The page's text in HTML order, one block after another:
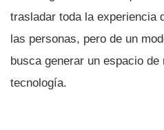
trasladar toda la experiencia
las personas, pero de un
busca generar un espacio
tecnologí­a.